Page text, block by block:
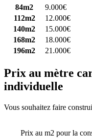
84m2
9.000€
112m2
12.000€
140m2
15.000€
168m2
18.000€
196m2
21.000€
Prix au mètre
individuelle
Vous souhaitez faire
Prix au m2 pour la